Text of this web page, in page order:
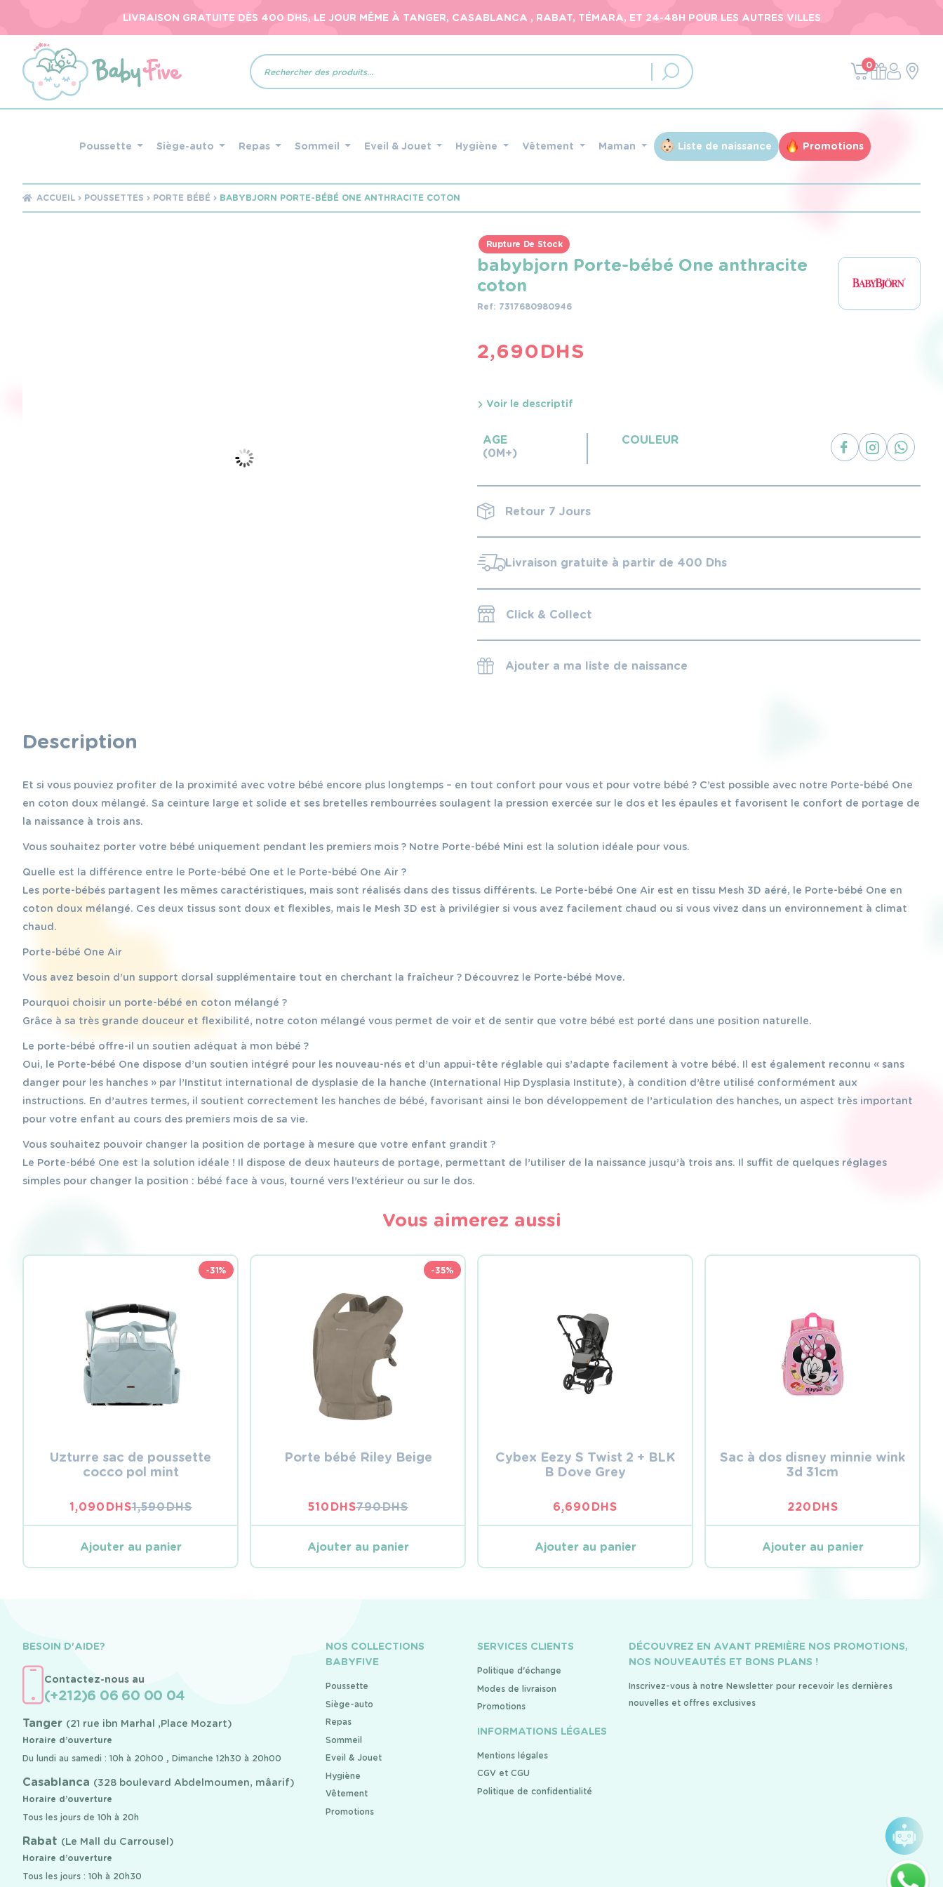
LIVRAISON GRATUITE DÈS 400 DHS, LE JOUR MÊME À TANGER, CASABLANCA , RABAT, TÉMARA, ET 24-48H POUR LES AUTRES VILLES
Recherche
de
produits
0
Poussette Siège-auto Repas Sommeil Eveil & Jouet Hygiène Vêtement Maman Liste de naissance Promotions
ACCUEIL POUSSETTES PORTE BÉBÉ BABYBJORN PORTE-BÉBÉ ONE ANTHRACITE COTON
Rupture De Stock
babybjorn Porte-bébé One anthracite
coton
Ref: 7317680980946
2,690DHS
Voir le descriptif
AGE
(0M+)
COULEUR
Retour 7 Jours
Livraison gratuite à partir de 400 Dhs
Click & Collect
Ajouter a ma liste de naissance
Description
Et si vous pouviez profiter de la proximité avec votre bébé encore plus longtemps – en tout confort pour vous et pour votre bébé ? C’est possible avec notre Porte-bébé One
en coton doux mélangé. Sa ceinture large et solide et ses bretelles rembourrées soulagent la pression exercée sur le dos et les épaules et favorisent le confort de portage de
la naissance à trois ans.
Vous souhaitez porter votre bébé uniquement pendant les premiers mois ? Notre Porte-bébé Mini est la solution idéale pour vous.
Quelle est la différence entre le Porte-bébé One et le Porte-bébé One Air ?
Les porte-bébés partagent les mêmes caractéristiques, mais sont réalisés dans des tissus différents. Le Porte-bébé One Air est en tissu Mesh 3D aéré, le Porte-bébé One en
coton doux mélangé. Ces deux tissus sont doux et flexibles, mais le Mesh 3D est à privilégier si vous avez facilement chaud ou si vous vivez dans un environnement à climat
chaud.
Porte-bébé One Air
Vous avez besoin d’un support dorsal supplémentaire tout en cherchant la fraîcheur ? Découvrez le Porte-bébé Move.
Pourquoi choisir un porte-bébé en coton mélangé ?
Grâce à sa très grande douceur et flexibilité, notre coton mélangé vous permet de voir et de sentir que votre bébé est porté dans une position naturelle.
Le porte-bébé offre-il un soutien adéquat à mon bébé ?
Oui, le Porte-bébé One dispose d’un soutien intégré pour les nouveau-nés et d’un appui-tête réglable qui s’adapte facilement à votre bébé. Il est également reconnu « sans
danger pour les hanches » par l’Institut international de dysplasie de la hanche (International Hip Dysplasia Institute), à condition d’être utilisé conformément aux
instructions. En d’autres termes, il soutient correctement les hanches de bébé, favorisant ainsi le bon développement de l’articulation des hanches, un aspect très important
pour votre enfant au cours des premiers mois de sa vie.
Vous souhaitez pouvoir changer la position de portage à mesure que votre enfant grandit ?
Le Porte-bébé One est la solution idéale ! Il dispose de deux hauteurs de portage, permettant de l’utiliser de la naissance jusqu’à trois ans. Il suffit de quelques réglages
simples pour changer la position : bébé face à vous, tourné vers l’extérieur ou sur le dos.
Vous aimerez aussi
-31%
Uzturre sac de poussette
cocco pol mint
1,590DHS
LE
PRIX
INITIAL
ÉTAIT :
1,590 DHS.
1,090 DHSLE
PRIX
ACTUEL
EST :
1,090 DHS.
Ajouter au panier
-35%
Porte bébé Riley Beige
790DHS
LE
PRIX
INITIAL
ÉTAIT :
790 DHS.
510 DHSLE
PRIX
ACTUEL
EST :
510 DHS.
Ajouter au panier
Cybex Eezy S Twist 2 + BLK
B Dove Grey
6,690 DHS
Ajouter au panier
Sac à dos disney minnie wink
3d 31cm
220 DHS
Ajouter au panier
BESOIN D'AIDE?
Contactez-nous au
(+212)6 06 60 00 04
Tanger (21 rue ibn Marhal ,Place Mozart)
Horaire d’ouverture
Du lundi au samedi : 10h à 20h00 , Dimanche 12h30 à 20h00
Casablanca (328 boulevard Abdelmoumen, mâarif)
Horaire d’ouverture
Tous les jours de 10h à 20h
Rabat (Le Mall du Carrousel)
Horaire d’ouverture
Tous les jours : 10h à 20h30
NOS COLLECTIONS
BABYFIVE
Poussette
Siège-auto
Repas
Sommeil
Eveil & Jouet
Hygiène
Vêtement
Promotions
SERVICES CLIENTS
Politique d'échange
Modes de livraison
Promotions
INFORMATIONS LÉGALES
Mentions légales
CGV et CGU
Politique de confidentialité
DÉCOUVREZ EN AVANT PREMIÈRE NOS PROMOTIONS,
NOS NOUVEAUTÉS ET BONS PLANS !
Inscrivez-vous à notre Newsletter pour recevoir les dernières
nouvelles et offres exclusives